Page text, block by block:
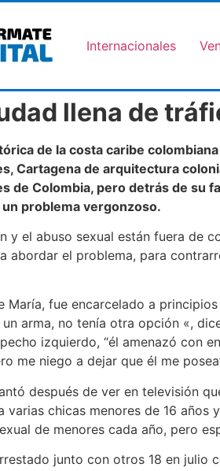
Internacionales
llena de
de la costa caribe
Cartagena de arquitectura
de Colombia, pero detrás de su
problema vergonzoso.
y el abuso sexual están fuera de
abordar el problema, para
María, fue encarcelado a
arma, no tenía otra opción «,
izquierdo, “él amenazó con
me niego a dejar que él me
después de ver en televisión
varias chicas menores de 16
de menores cada año, pero
junto con otros 18 en julio